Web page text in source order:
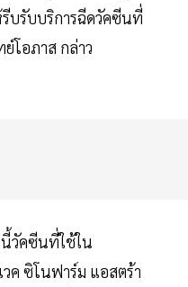
บรับบริการฉีดวัคซีนที่
โอภาส กล่าว
วัคซีนที่ใช้ใน
ค ซิโนฟาร์ม แอสตร้า